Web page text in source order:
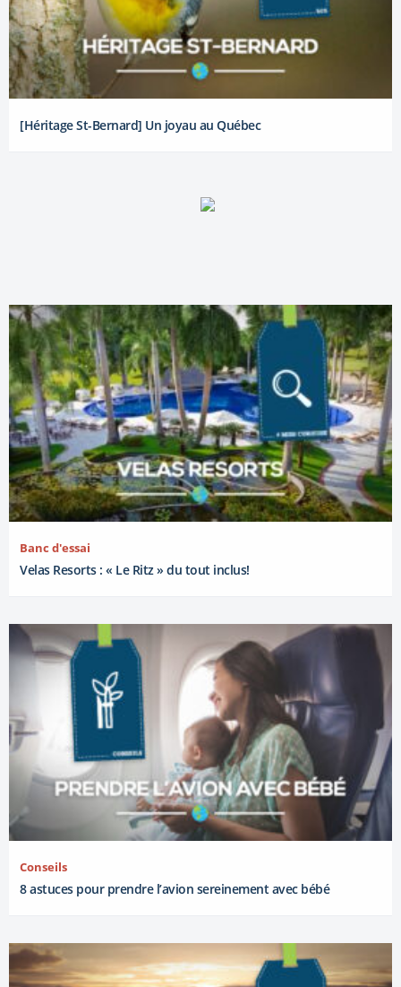
[Héritage St-Bernard] Un joyau au Québec
Banc d'essai
Velas Resorts : « Le Ritz » du tout inclus!
Conseils
8 astuces pour prendre l’avion sereinement avec bébé